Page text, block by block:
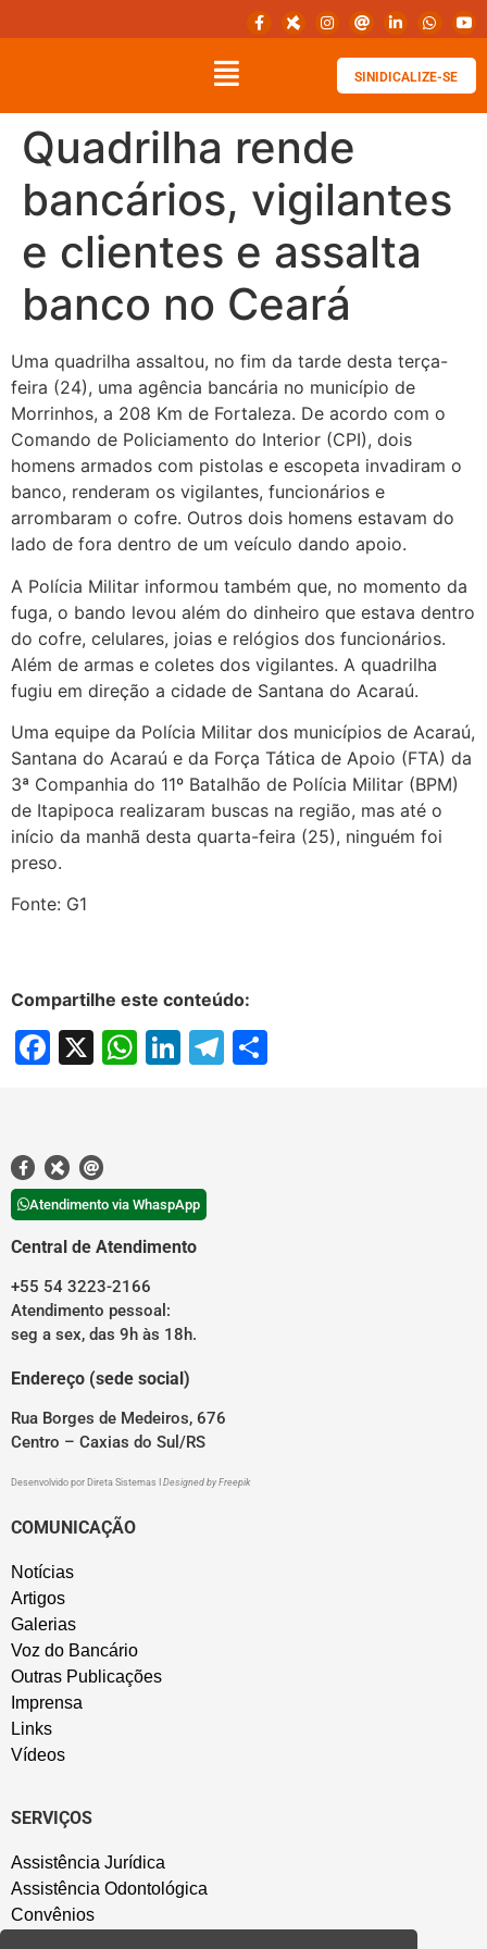
SINIDICALIZE-SE
Quadrilha rende
bancários, vigilantes
e clientes e assalta
banco no Ceará
Uma quadrilha assaltou, no fim da tarde desta terça-
feira (24), uma agência bancária no município de
Morrinhos, a 208 Km de Fortaleza. De acordo com o
Comando de Policiamento do Interior (CPI), dois
homens armados com pistolas e escopeta invadiram o
banco, renderam os vigilantes, funcionários e
arrombaram o cofre. Outros dois homens estavam do
lado de fora dentro de um veículo dando apoio.
A Polícia Militar informou também que, no momento da
fuga, o bando levou além do dinheiro que estava dentro
do cofre, celulares, joias e relógios dos funcionários.
Além de armas e coletes dos vigilantes. A quadrilha
fugiu em direção a cidade de Santana do Acaraú.
Uma equipe da Polícia Militar dos municípios de Acaraú,
Santana do Acaraú e da Força Tática de Apoio (FTA) da
3ª Companhia do 11º Batalhão de Polícia Militar (BPM)
de Itapipoca realizaram buscas na região, mas até o
início da manhã desta quarta-feira (25), ninguém foi
preso.
Fonte: G1
Compartilhe este conteúdo:
Facebook
X WhatsApp
LinkedIn
Telegram
Atendimento via WhaspApp
Central de Atendimento
+55 54 3223-2166
Atendimento pessoal:
seg a sex, das 9h às 18h.
Endereço (sede social)
Rua Borges de Medeiros, 676
Centro – Caxias do Sul/RS
Desenvolvido por Direta Sistemas Designed by Freepik
COMUNICAÇÃO
Notícias
Artigos
Galerias
Voz do Bancário
Outras Publicações
Imprensa
Links
Vídeos
SERVIÇOS
Assistência Jurídica
Assistência Odontológica
Convênios